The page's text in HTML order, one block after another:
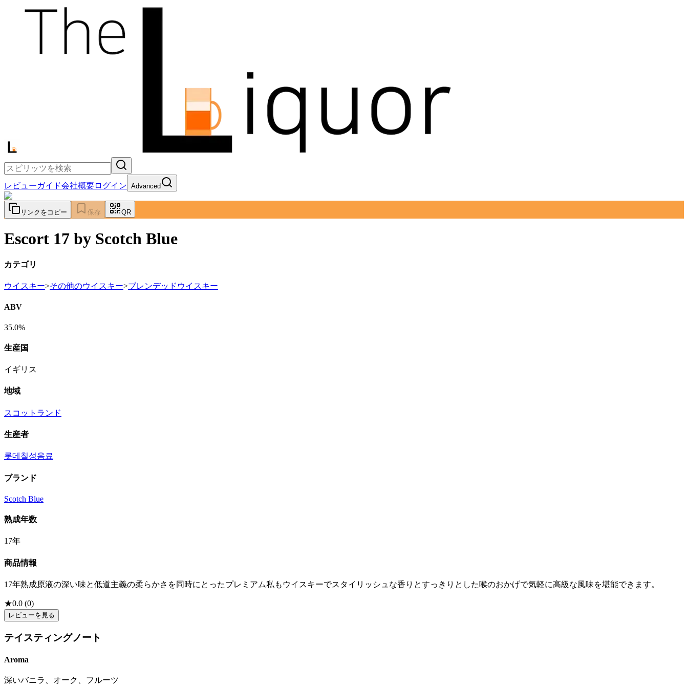
レビューガイド会社概要ログイン Advanced
リンクをコピー 保存 QR
Escort 17 by Scotch Blue
カテゴリ
ウイスキー>その他のウイスキー>ブレンデッドウイスキー
ABV
35.0%
生産国
イギリス
地域
スコットランド
生産者
롯데칠성음료
ブランド
Scotch Blue
熟成年数
17年
商品情報
17年熟成原液の深い味と低道主義の柔らかさを同時にとったプレミアム私もウイスキーでスタイリッシュな香りとすっきりとした喉のおかげで気軽に高級な風味を堪能できます。
★0.0 (0)
レビューを見る
テイスティングノート
Aroma
深いバニラ、オーク、フルーツ